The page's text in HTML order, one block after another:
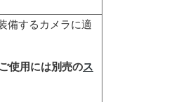
備するカメラに適
使用には別売のス